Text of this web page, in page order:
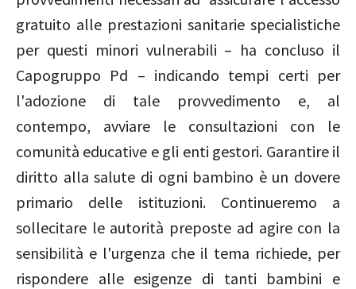
gratuito alle prestazioni sanitarie specialistiche
per questi minori vulnerabili – ha concluso il
Capogruppo Pd – indicando tempi certi per
l'adozione di tale provvedimento e, al
contempo, avviare le consultazioni con le
comunità educative e gli enti gestori. Garantire il
diritto alla salute di ogni bambino è un dovere
primario delle istituzioni. Continueremo a
sollecitare le autorità preposte ad agire con la
sensibilità e l'urgenza che il tema richiede, per
rispondere alle esigenze di tanti bambini e